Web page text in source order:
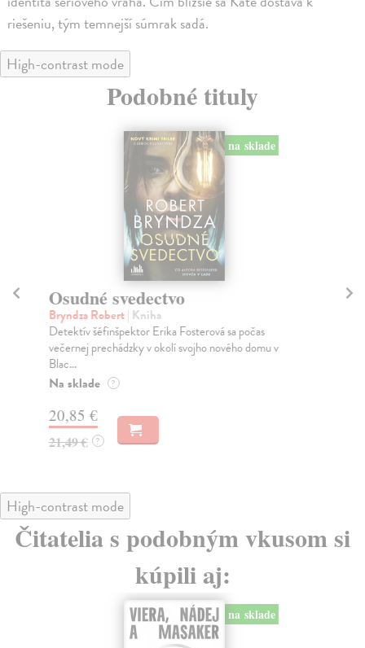
riešeniu, tým temnejší súmrak sadá.
High-contrast mode
Podobné tituly
na sklade
Osudné svedectvo
Bryndza Robert| Kniha
Detektív šéfinšpektor Erika Fosterová sa počas
večernej prechádzky v okolí svojho nového domu v
Blac...
Na sklade ?
20,85 €
21,49 € ?
High-contrast mode
Čitatelia s podobným vkusom si
kúpili aj:
na sklade